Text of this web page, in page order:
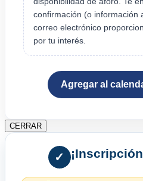
confirmación (o información
correo electrónico
por tu interés.
Agregar al
CERRAR
✓